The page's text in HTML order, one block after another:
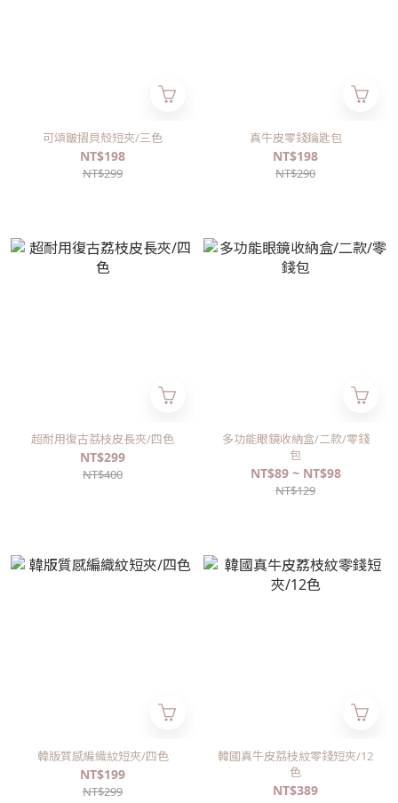
可頌皺摺貝殼短夾/三色
NT$198
NT$299
真牛皮零錢鑰匙包
NT$198
NT$290
超耐用復古荔枝皮長夾/四色
NT$299
NT$400
多功能眼鏡收納盒/二款/零錢
包
NT$89 ~ NT$98
NT$129
韓版質感編織紋短夾/四色
NT$199
NT$299
韓國真牛皮荔枝紋零錢短夾/12
色
NT$389